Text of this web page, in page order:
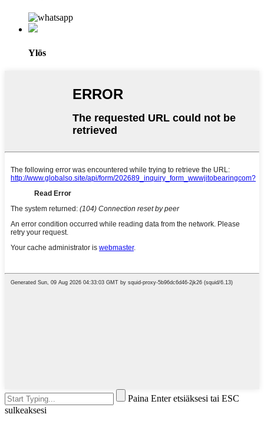
Ylös
Paina Enter etsiäksesi tai ESC
sulkeaksesi